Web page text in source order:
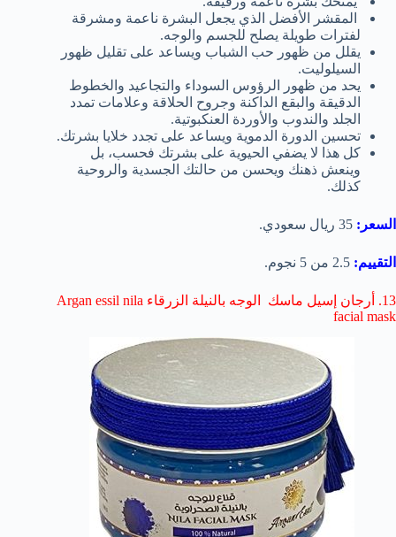
المقشر الأفضل الذي يجعل البشرة ناعمة ومشرقة
لفترات طويلة يصلح للجسم والوجه.
يقلل من ظهور حب الشباب ويساعد على تقليل ظهور
السيلوليت.
يحد من ظهور الرؤوس السوداء والتجاعيد والخطوط
الدقيقة والبقع الداكنة وجروح الحلاقة وعلامات تمدد
الجلد والندوب والأوردة العنكبوتية.
تحسين الدورة الدموية ويساعد على تجدد خلايا بشرتك.
كل هذا لا يضفي الحيوية على بشرتك فحسب، بل
وينعش ذهنك ويحسن من حالتك الجسدية والروحية
كذلك.
السعر: 35 ريال سعودي.
التقييم: 2.5 من 5 نجوم.
13. أرجان إسيل ماسك الوجه بالنيلة الزرقاء Argan essil nila
facial mask